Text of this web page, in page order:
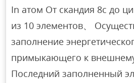
In атом От скандия 8c до
из 10 элементов、
заполнение
примыкающего к
Последний заполненный